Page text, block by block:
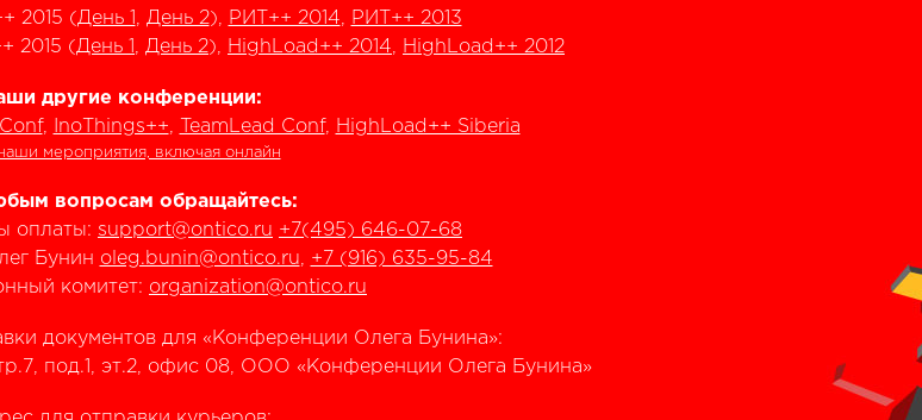
2015 (День 1 , День 2), РИТ++ 2014, РИТ++ 2013
2015 (День 1 , День 2), HighLoad++ 2014, HighLoad++ 2012
другие конференции:
, InoThings++, TeamLead Conf, HighLoad++ Siberia
мероприятия, включая онлайн
вопросам обращайтесь:
оплаты: support@ontico.ru +7(495) 646-07-68
Бунин oleg.bunin@ontico.ru, +7 (916) 635-95-84
комитет: organization@ontico.ru
документов для «Конференции Олега Бунина»:
под.1, эт.2, офис 08, ООО «Конференции Олега Бунина»